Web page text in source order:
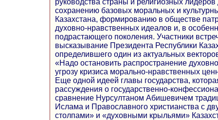
руководства страны и религиозных
сохранению базовых моральных и
Казахстана, формированию в обществе
духовно-нравственных идеалов и, в
подрастающего поколения. Участники
высказывание Президента Республики
определившего один из актуальных
«Надо остановить распространение
угрозу кризиса морально-нравственных
Еще одной идеей главы государства,
рассуждения о государственно-
сравнение Нурсултаном Абишевичем
Ислама и Православного христианства с
столпами» и «духовными крыльями»